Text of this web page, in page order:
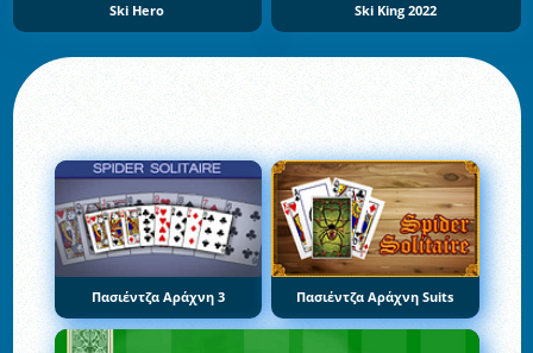
Ski Hero Ski King 2022
Πασιέντζα Αράχνη 3 Πασιέντζα Αράχνη Suits